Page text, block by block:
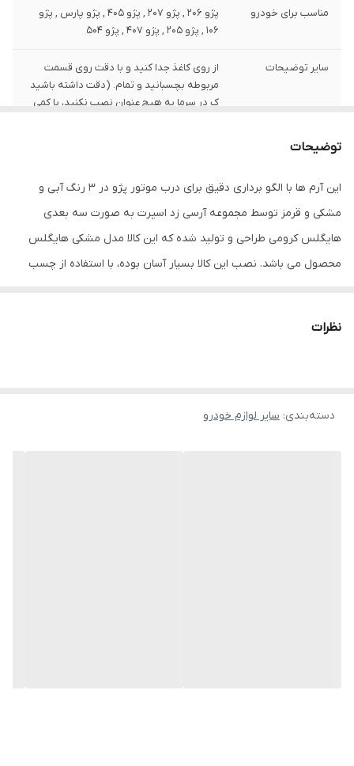
مناسب برای خودرو
پژو 206 , پژو 207 , پژو 405 , پژو پارس , پژو
106 , پژو 205 , پژو 407 , پژو 504
سایر توضیحات
از روی کاغذ جدا کنید و با دقت روی قسمت
مربوطه بچسبانید و تمام. (دقت داشته باشید
ک در سرما به هیچ عنوان نصب نکنید، با کمی
توضیحات
این آرم ها با الگو برداری دقیق برای درب موتور پژو در 3 رنگ آبی و
مشکی و قرمز توسط مجموعه آرسی زد اسپرت به صورت سه بعدی
هایگلس کرومی طراحی و تولید شده که این کالا مدل مشکی هایگلس
محصول می باشد. نصب این کالا بسیار آسان بوده، با استفاده از چسب
کنید این لیبل از متریال رزین پلی اورتان ساخته شده که به صورت ژله
نباشید. ضد خطو خش است، کدر نمی شود. (دقت داشته باشید ک در
نظرات
دسته‌بندی: سایر لوازم خودرو